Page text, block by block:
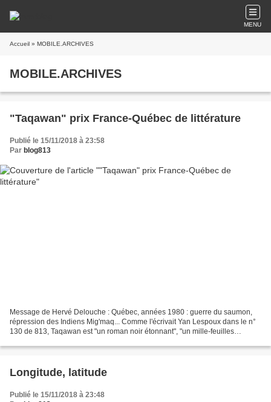
MENU
Accueil » MOBILE.ARCHIVES
MOBILE.ARCHIVES
"Taqawan" prix France-Québec de littérature
Publié le 15/11/2018 à 23:58
Par blog813
Message de Hervé Delouche : Québec, années 1980 : guerre du saumon,
répression des Indiens Mig'maq... Comme l'écrivait Yan Lespoux dans le n°
130 de 813, Taqawan est "un roman noir étonnant", "un mille-feuilles
Longitude, latitude
Publié le 15/11/2018 à 23:48